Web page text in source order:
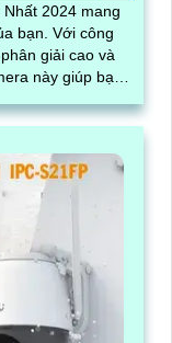
2024 mang
công
giải cao và
này giúp bạn